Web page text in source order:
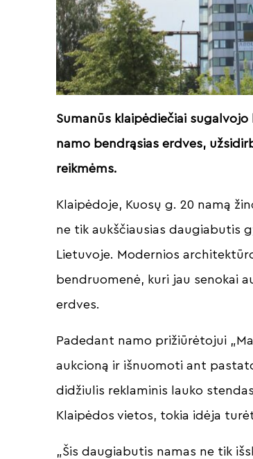
Sumanūs klaipėdiečiai
namo bendrąsias erdves,
reikmėms.
Klaipėdoje, Kuosų g. 20 namą
ne tik aukščiausias daugiabutis
Lietuvoje. Modernios
bendruomenė, kuri jau senokai
erdves.
Padedant namo prižiūrėtojui
aukcioną ir išnuomoti ant
didžiulis reklaminis lauko
Klaipėdos vietos, tokia idėja
„Šis daugiabutis namas ne tik